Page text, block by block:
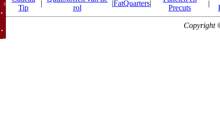
Tip
|
rol
|FatQuarters|
Precuts
|
Copyright